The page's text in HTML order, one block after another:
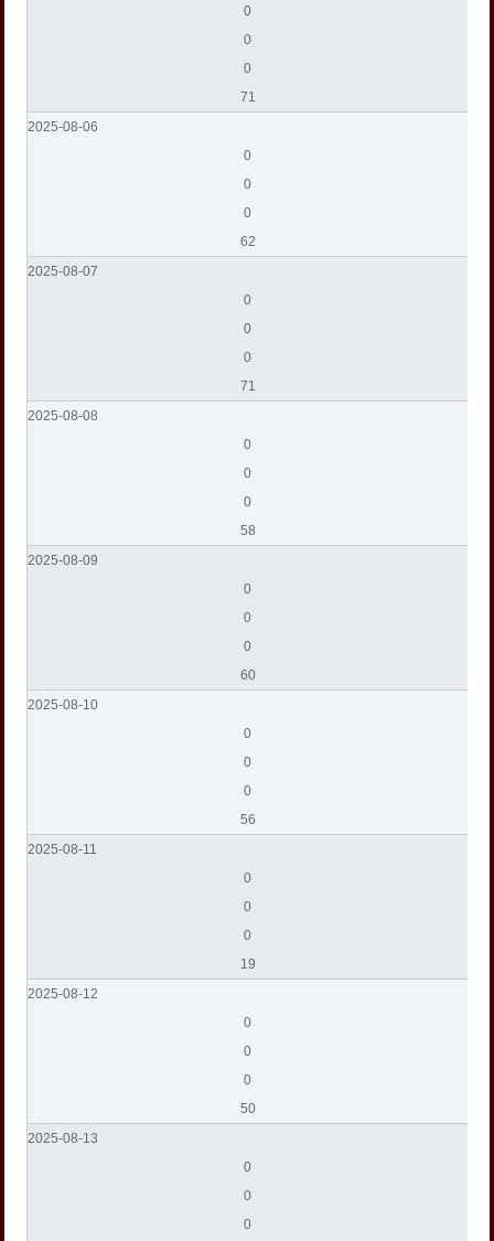
0
0
0
71
2025-08-06
0
0
0
62
2025-08-07
0
0
0
71
2025-08-08
0
0
0
58
2025-08-09
0
0
0
60
2025-08-10
0
0
0
56
2025-08-11
0
0
0
19
2025-08-12
0
0
0
50
2025-08-13
0
0
0